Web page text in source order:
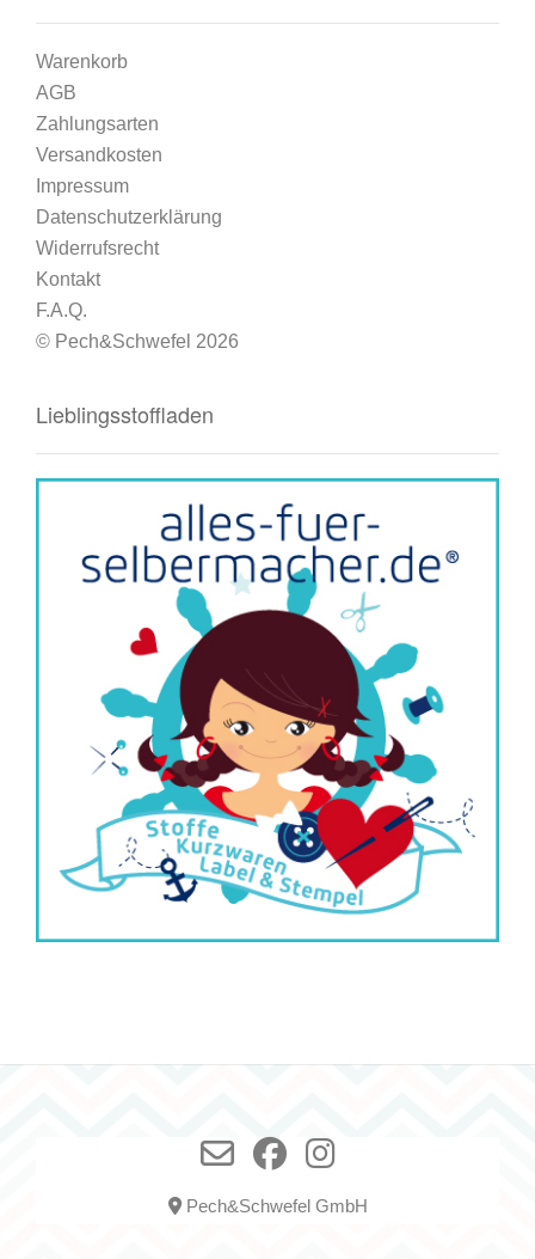
Warenkorb
AGB
Zahlungsarten
Versandkosten
Impressum
Datenschutzerklärung
Widerrufsrecht
Kontakt
F.A.Q.
© Pech&Schwefel 2026
Lieblingsstoffladen
Pech&Schwefel GmbH